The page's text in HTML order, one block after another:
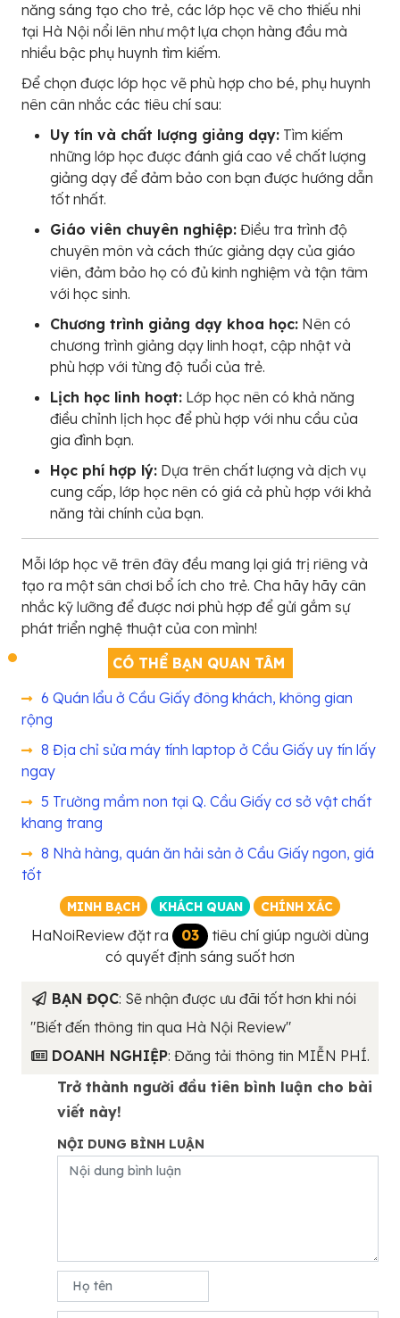
năng sáng tạo cho trẻ, các lớp học vẽ cho thiếu nhi
tại Hà Nội nổi lên như một lựa chọn hàng đầu mà
nhiều bậc phụ huynh tìm kiếm.
Để chọn được lớp học vẽ phù hợp cho bé, phụ huynh
nên cân nhắc các tiêu chí sau:
Uy tín và chất lượng giảng dạy: Tìm kiếm
những lớp học được đánh giá cao về chất lượng
giảng dạy để đảm bảo con bạn được hướng dẫn
tốt nhất.
Giáo viên chuyên nghiệp: Điều tra trình độ
chuyên môn và cách thức giảng dạy của giáo
viên, đảm bảo họ có đủ kinh nghiệm và tận tâm
với học sinh.
Chương trình giảng dạy khoa học: Nên có
chương trình giảng dạy linh hoạt, cập nhật và
phù hợp với từng độ tuổi của trẻ.
Lịch học linh hoạt: Lớp học nên có khả năng
điều chỉnh lịch học để phù hợp với nhu cầu của
gia đình bạn.
Học phí hợp lý: Dựa trên chất lượng và dịch vụ
cung cấp, lớp học nên có giá cả phù hợp với khả
năng tài chính của bạn.
Mỗi lớp học vẽ trên đây đều mang lại giá trị riêng và
tạo ra một sân chơi bổ ích cho trẻ. Cha hãy hãy cân
nhắc kỹ lưỡng để được nơi phù hợp để gửi gắm sự
phát triển nghệ thuật của con mình!
CÓ THỂ BẠN QUAN TÂM
6 Quán lẩu ở Cầu Giấy đông khách, không gian
rộng
8 Địa chỉ sửa máy tính laptop ở Cầu Giấy uy tín lấy
ngay
5 Trường mầm non tại Q. Cầu Giấy cơ sở vật chất
khang trang
8 Nhà hàng, quán ăn hải sản ở Cầu Giấy ngon, giá
tốt
MINH BẠCH KHÁCH QUAN CHÍNH XÁC
HaNoiReview đặt ra 03 tiêu chí giúp người dùng
có quyết định sáng suốt hơn
BẠN ĐỌC: Sẽ nhận được ưu đãi tốt hơn khi nói
"Biết đến thông tin qua Hà Nội Review"
DOANH NGHIỆP: Đăng tải thông tin MIỄN PHÍ.
Trở thành người đầu tiên bình luận cho bài
viết này!
NỘI DUNG BÌNH LUẬN